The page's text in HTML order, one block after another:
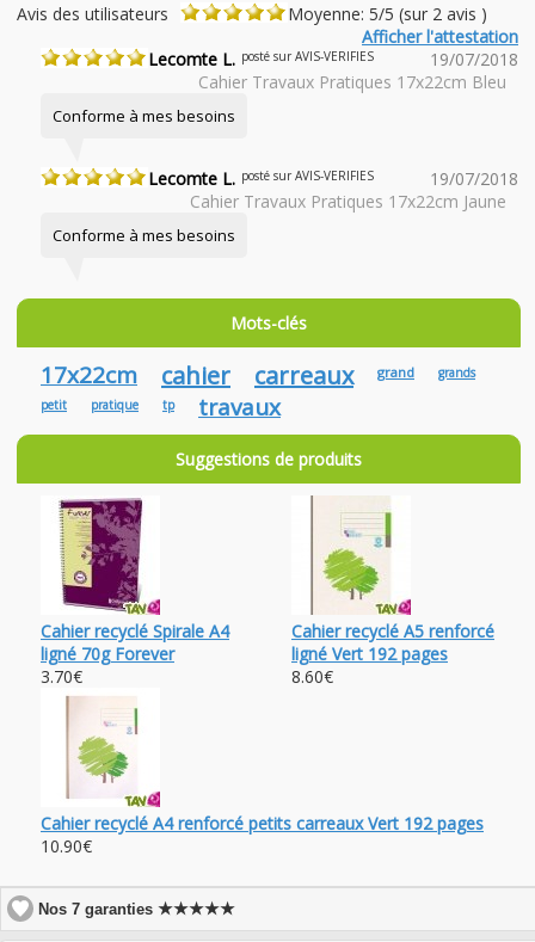
Avis des utilisateurs
Moyenne: 5/5 (sur 2 avis )
Afficher l'attestation
Lecomte L. posté sur AVIS-VERIFIES
19/07/2018
Cahier Travaux Pratiques 17x22cm Bleu
Conforme à mes besoins
Lecomte L. posté sur AVIS-VERIFIES
19/07/2018
Cahier Travaux Pratiques 17x22cm Jaune
Conforme à mes besoins
Mots-clés
17x22cm cahier carreaux grand
grands
petit
pratique tp travaux
Suggestions de produits
Cahier recyclé Spirale A4
ligné 70g Forever
3.70€
Cahier recyclé A5 renforcé
ligné Vert 192 pages
8.60€
Cahier recyclé A4 renforcé petits carreaux Vert 192 pages
10.90€
Nos 7 garanties★★★★★